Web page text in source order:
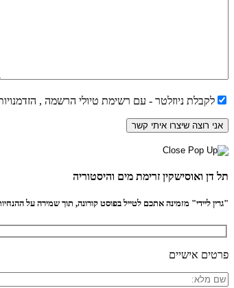
לקבלת ניוזלטר - עם רשימת טיולי הרשמה ,
תל דן ואוסישקין זרימת מים והיסטוריה
"גרין ליידי" מזמינה אתכם לטייל בפוסט קורונה, תוך שמירה על
פרטים אישיים